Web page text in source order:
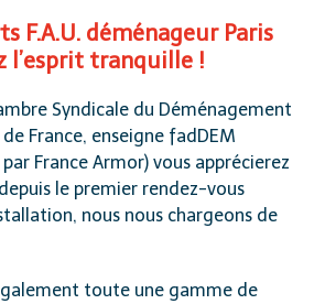
F.A.U. déménageur Paris
l’esprit tranquille !
Syndicale du Déménagement
France, enseigne fadDEM
France Armor) vous apprécierez
le premier rendez-vous
nous nous chargeons de
toute une gamme de